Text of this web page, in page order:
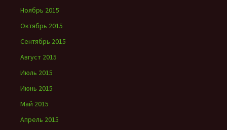
Ноябрь 2015
Октябрь 2015
Сентябрь 2015
Август 2015
Июль 2015
Июнь 2015
Май 2015
Апрель 2015